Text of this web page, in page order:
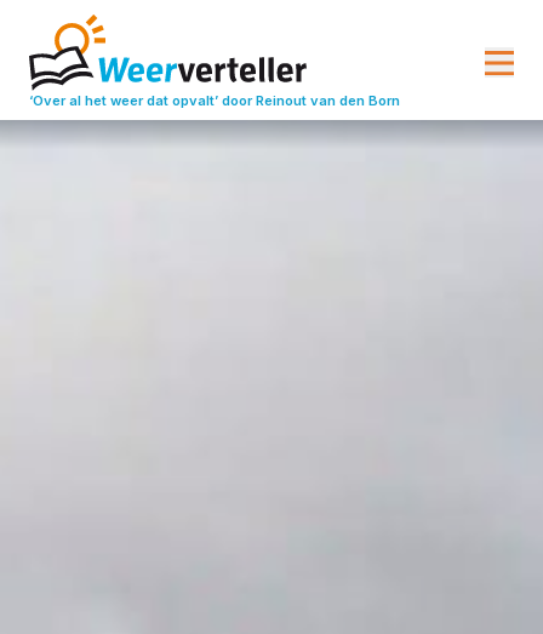
‘Over al het weer dat opvalt’ door Reinout van den Born